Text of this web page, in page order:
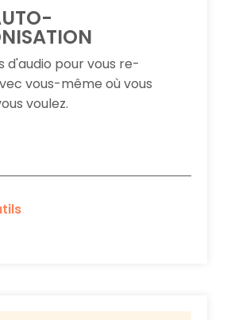
d'audio pour vous re-
vous-même où vous
voulez.